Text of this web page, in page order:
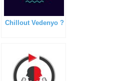
Chillout Vedenyo ?